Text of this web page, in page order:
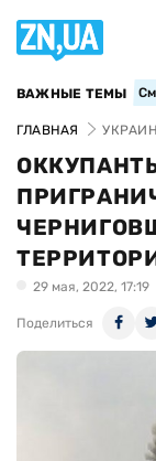
ВАЖНЫЕ ТЕМЫ
ГЛАВНАЯ
29 мая, 2022, 17:19
Поделиться